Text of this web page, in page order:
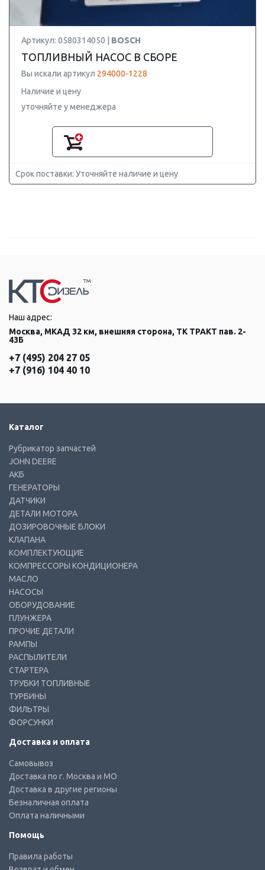
Артикул: 0580314050 | BOSCH
ТОПЛИВНЫЙ НАСОС В СБОРЕ
Вы искали артикул 294000-1228
Наличие и цену
уточняйте у менеджера
Срок поставки: Уточняйте наличие и цену
Наш адрес:
Москва, МКАД 32 км, внешняя сторона, ТК ТРАКТ пав. 2-
43Б
+7 (495) 204 27 05
+7 (916) 104 40 10
Каталог
Рубрикатор запчастей
JOHN DEERE
АКБ
ГЕНЕРАТОРЫ
ДАТЧИКИ
ДЕТАЛИ МОТОРА
ДОЗИРОВОЧНЫЕ БЛОКИ
КЛАПАНА
КОМПЛЕКТУЮЩИЕ
КОМПРЕССОРЫ КОНДИЦИОНЕРА
МАСЛО
НАСОСЫ
ОБОРУДОВАНИЕ
ПЛУНЖЕРА
ПРОЧИЕ ДЕТАЛИ
РАМПЫ
РАСПЫЛИТЕЛИ
СТАРТЕРА
ТРУБКИ ТОПЛИВНЫЕ
ТУРБИНЫ
ФИЛЬТРЫ
ФОРСУНКИ
Доставка и оплата
Самовывоз
Доставка по г. Москва и МО
Доставка в другие регионы
Безналичная оплата
Оплата наличными
Помощь
Правила работы